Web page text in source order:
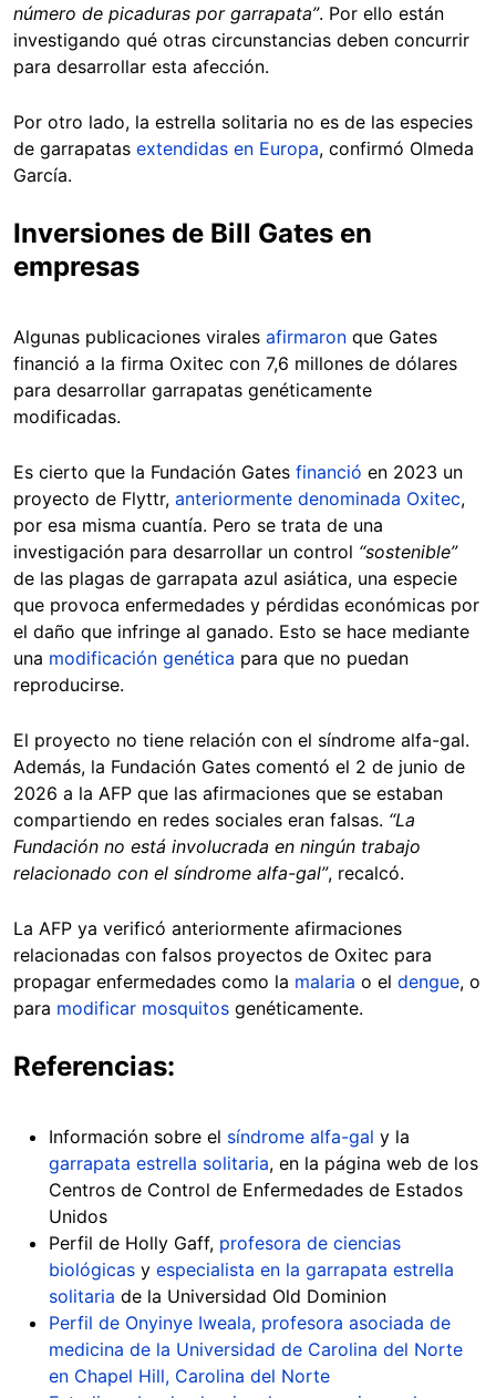
número de picaduras por garrapata”. Por ello están
investigando qué otras circunstancias deben concurrir
para desarrollar esta afección.
Por otro lado, la estrella solitaria no es de las especies
de garrapatas extendidas en Europa, confirmó Olmeda
García.
Inversiones de Bill Gates en
empresas
Algunas publicaciones virales afirmaron que Gates
financió a la firma Oxitec con 7,6 millones de dólares
para desarrollar garrapatas genéticamente
modificadas.
Es cierto que la Fundación Gates financió en 2023 un
proyecto de Flyttr, anteriormente denominada Oxitec,
por esa misma cuantía. Pero se trata de una
investigación para desarrollar un control “sostenible”
de las plagas de garrapata azul asiática, una especie
que provoca enfermedades y pérdidas económicas por
el daño que infringe al ganado. Esto se hace mediante
una modificación genética para que no puedan
reproducirse.
El proyecto no tiene relación con el síndrome alfa-gal.
Además, la Fundación Gates comentó el 2 de junio de
2026 a la AFP que las afirmaciones que se estaban
compartiendo en redes sociales eran falsas. “La
Fundación no está involucrada en ningún trabajo
relacionado con el síndrome alfa-gal”, recalcó.
La AFP ya verificó anteriormente afirmaciones
relacionadas con falsos proyectos de Oxitec para
propagar enfermedades como la malaria o el dengue, o
para modificar mosquitos genéticamente.
Referencias:
Información sobre el síndrome alfa-gal y la
garrapata estrella solitaria, en la página web de los
Centros de Control de Enfermedades de Estados
Unidos
Perfil de Holly Gaff, profesora de ciencias
biológicas y especialista en la garrapata estrella
solitaria de la Universidad Old Dominion
Perfil de Onyinye Iweala, profesora asociada de
medicina de la Universidad de Carolina del Norte
en Chapel Hill, Carolina del Norte